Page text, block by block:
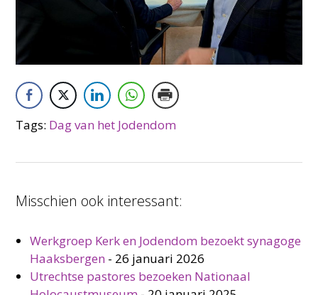
Tags: Dag van het Jodendom
Misschien ook interessant:
Werkgroep Kerk en Jodendom bezoekt synagoge
Haaksbergen - 26 januari 2026
Utrechtse pastores bezoeken Nationaal